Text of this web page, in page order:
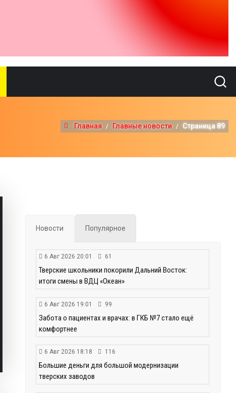
Главная Главные новости Страница 89
Новости Популярное
6 Авг 2026 20:01 61
Тверские школьники покорили Дальний Восток:
итоги смены в ВДЦ «Океан»
6 Авг 2026 19:01 99
Забота о пациентах и врачах: в ГКБ №7 стало ещё
комфортнее
6 Авг 2026 18:18 116
Большие деньги для большой модернизации
тверских заводов